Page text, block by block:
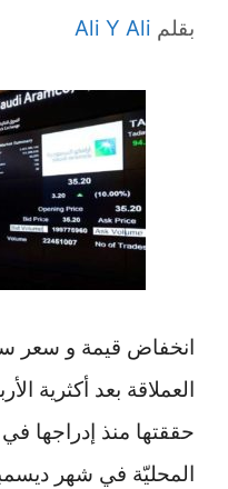
بقلم Ali Y Ali
انخفاض قيمة و سعر
العملاقة بعد أكثرية
حققتها منذ إدراجها
المحليّة في شهر